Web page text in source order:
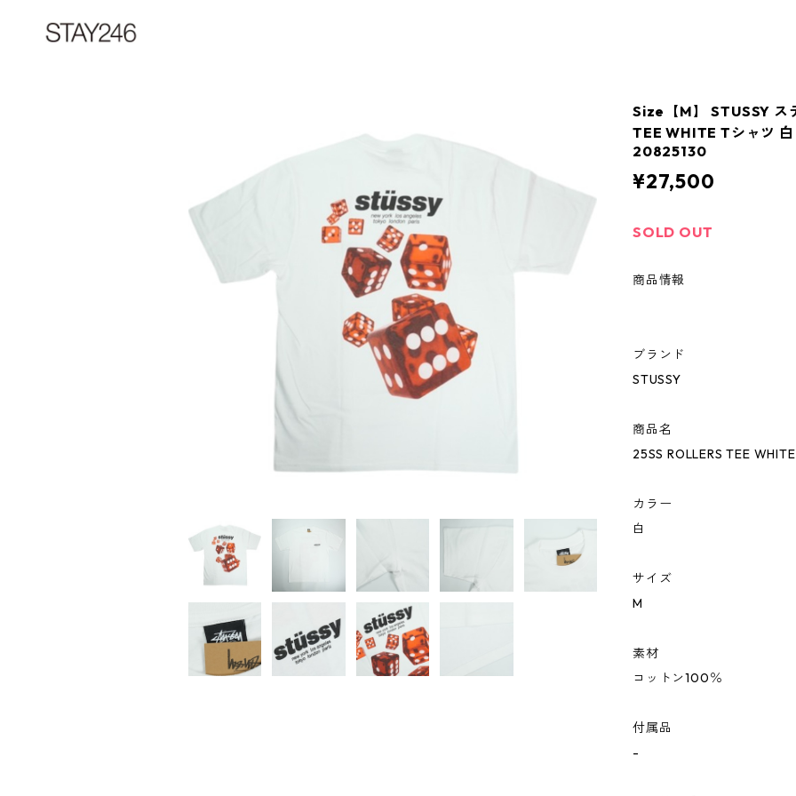
Size【M】 STUSSY ス
TEE WHITE Tシャツ 白
20825130
¥27,500
SOLD OUT
商品情報
ブランド
STUSSY
商品名
25SS ROLLERS TEE
カラー
白
サイズ
M
素材
コットン100％
付属品
-